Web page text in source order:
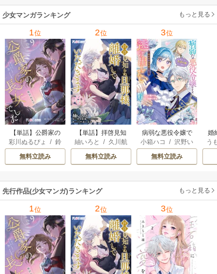
少女マンガランキング もっと見る
1位
【単話】公爵家の
長女でした
彩川ぬるぴょ /鈴
音さや/
無料立読み
2位
【単話】拝啓見知
らぬ旦那様、離婚
していただきます
紬いろと / 久川航
璃/あいるむ
無料立読み
3位
病弱な悪役令嬢で
すが、婚約者が過
保護すぎて逃げ出
したい(私たち犬猿
ね！？)
小箱ハコ /沢野い
ずみ
無料立読み
婚
娼
う
先行作品(少女マンガ)ランキング もっと見る
1位 2位 3位